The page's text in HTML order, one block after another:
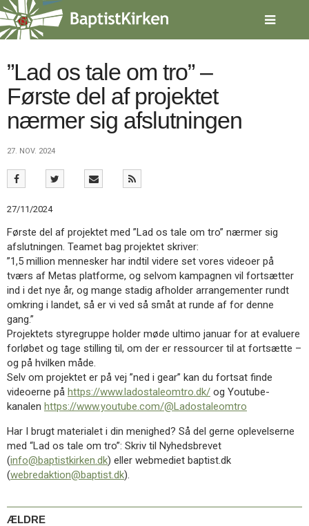
Spring
menu
over
gå
indholdVend
tilbage
1.0:
Forside
Kalender
5.0:
Værktøjskassen
7.0:
Om
BaptistKirken
8.0:
Kontakt
9.0:
Forside
10.0:
Nyheder
11.0:
Kalender
12.0:
Inspiration
13.0:
Værktøjskassen
14.0:
Mission
15.0:
Om
BaptistKirken
16.0:
Kontakt
Næste
indlæg:
Kom
med
på
”Lad os tale om tro” –
Første del af projektet
nærmer sig afslutningen
27. NOV. 2024
27/11/2024
Første del af projektet med ”Lad os tale om tro” nærmer sig
afslutningen. Teamet bag projektet skriver:
”1,5 million mennesker har indtil videre set vores videoer på
tværs af Metas platforme, og selvom kampagnen vil fortsætter
ind i det nye år, og mange stadig afholder arrangementer rundt
omkring i landet, så er vi ved så småt at runde af for denne
gang.”
Projektets styregruppe holder møde ultimo januar for at evaluere
forløbet og tage stilling til, om der er ressourcer til at fortsætte –
og på hvilken måde.
Selv om projektet er på vej ”ned i gear” kan du fortsat finde
videoerne på https://www.ladostaleomtro.dk/ og Youtube-
kanalen https://www.youtube.com/@Ladostaleomtro
Har I brugt materialet i din menighed? Så del gerne oplevelserne
med “Lad os tale om tro”: Skriv til Nyhedsbrevet
(info@baptistkirken.dk) eller webmediet baptist.dk
(webredaktion@baptist.dk).
ÆLDRE